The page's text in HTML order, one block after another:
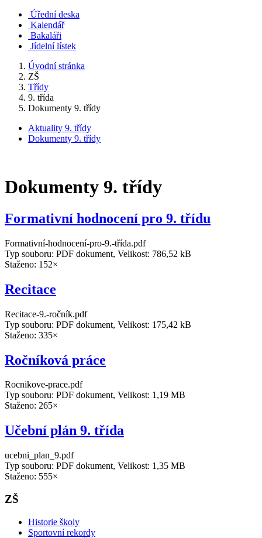
Úřední deska
Kalendář
Bakaláři
Jídelní lístek
Úvodní stránka
ZŠ
Třídy
9. třída
Dokumenty 9. třídy
Aktuality 9. třídy
Dokumenty 9. třídy
Dokumenty 9. třídy
Formativní hodnocení pro 9. třídu
Formativní-hodnocení-pro-9.-třída.pdf
Typ souboru: PDF dokument, Velikost: 786,52 kB
Staženo: 152×
Recitace
Recitace-9.-ročník.pdf
Typ souboru: PDF dokument, Velikost: 175,42 kB
Staženo: 335×
Ročníková práce
Rocnikove-prace.pdf
Typ souboru: PDF dokument, Velikost: 1,19 MB
Staženo: 265×
Učební plán 9. třída
ucebni_plan_9.pdf
Typ souboru: PDF dokument, Velikost: 1,35 MB
Staženo: 555×
ZŠ
Historie školy
Sportovní rekordy